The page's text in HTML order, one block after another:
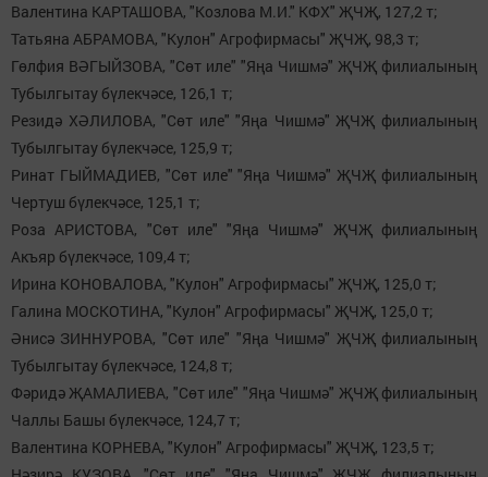
Валентина КАРТАШОВА, "Козлова М.И." КФХ" ҖЧҖ, 127,2 т;
Татьяна АБРАМОВА, "Кулон" Агрофирмасы" ҖЧҖ, 98,3 т;
Гөлфия ВӘГЫЙЗОВА, "Сөт иле" "Яңа Чишмә" ҖЧҖ филиалының
Тубылгытау бүлекчәсе, 126,1 т;
Резидә ХӘЛИЛОВА, "Сөт иле" "Яңа Чишмә" ҖЧҖ филиалының
Тубылгытау бүлекчәсе, 125,9 т;
Ринат ГЫЙМАДИЕВ, "Сөт иле" "Яңа Чишмә" ҖЧҖ филиалының
Чертуш бүлекчәсе, 125,1 т;
Роза АРИСТОВА, "Сөт иле" "Яңа Чишмә" ҖЧҖ филиалының
Акъяр бүлекчәсе, 109,4 т;
Ирина КОНОВАЛОВА, "Кулон" Агрофирмасы" ҖЧҖ, 125,0 т;
Галина МОСКОТИНА, "Кулон" Агрофирмасы" ҖЧҖ, 125,0 т;
Әнисә ЗИННУРОВА, "Сөт иле" "Яңа Чишмә" ҖЧҖ филиалының
Тубылгытау бүлекчәсе, 124,8 т;
Фәридә ҖАМАЛИЕВА, "Сөт иле" "Яңа Чишмә" ҖЧҖ филиалының
Чаллы Башы бүлекчәсе, 124,7 т;
Валентина КОРНЕВА, "Кулон" Агрофирмасы" ҖЧҖ, 123,5 т;